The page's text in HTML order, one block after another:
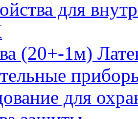
для
(20+-1м)
для